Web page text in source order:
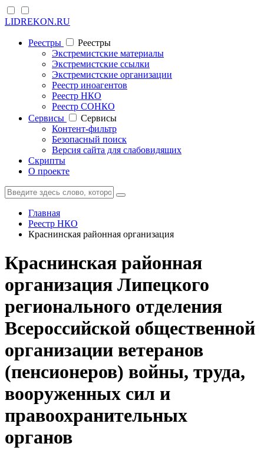
LIDREKON.RU
Реестры
Реестры
Экстремистские материалы
Экстремистские ссылки
Экстремистские организации
Реестр иноагентов
Реестр НКО
Реестр СОНКО
Cервисы
Cервисы
Контент-фильтр
Безопасный поиск
Версия сайта для слабовидящих
Скрипты
О проекте
Главная
Реестр НКО
Краснинская районная организация
Краснинская районная
организация Липецкого
регионального отделения
Всероссийской общественной
организации ветеранов
(пенсионеров) войны, труда,
вооруженных сил и
правоохранительных
органов